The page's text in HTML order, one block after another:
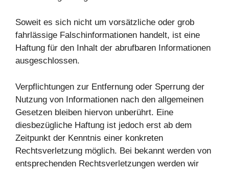
Soweit es sich nicht um vorsätzliche oder grob
fahrlässige Falschinformationen handelt, ist eine
Haftung für den Inhalt der abrufbaren Informationen
ausgeschlossen.
Verpflichtungen zur Entfernung oder Sperrung der
Nutzung von Informationen nach den allgemeinen
Gesetzen bleiben hiervon unberührt. Eine
diesbezügliche Haftung ist jedoch erst ab dem
Zeitpunkt der Kenntnis einer konkreten
Rechtsverletzung möglich. Bei bekannt werden von
entsprechenden Rechtsverletzungen werden wir